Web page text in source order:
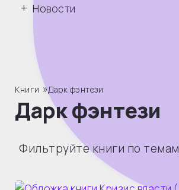
Новости
Книги »Дарк фэнтези
Дарк фэнтези
Фильтруйте книги по темам